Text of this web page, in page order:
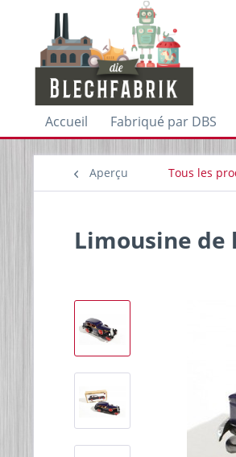
Accueil Fabriqué par DBS
Aperçu Tous les
Limousine de